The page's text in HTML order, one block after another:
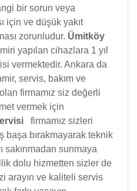
bir sorun veya
için ve düşük yakıt
zorunludur. Ümitköy
yapılan cihazlara 1 yıl
vermektedir. Ankara da
servis, bakım ve
firmamız siz değerli
vermek için
firmamız sizleri
başa bırakmayarak teknik
sakınmadan sunmaya
dolu hizmetten sizler de
arayın ve kaliteli servis